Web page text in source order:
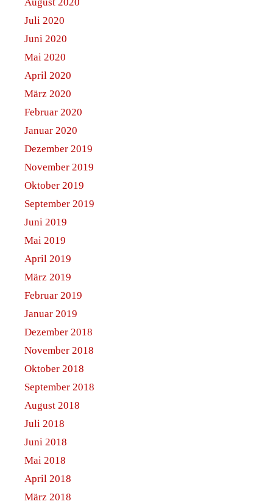
Juli 2020
Juni 2020
Mai 2020
April 2020
März 2020
Februar 2020
Januar 2020
Dezember 2019
November 2019
Oktober 2019
September 2019
Juni 2019
Mai 2019
April 2019
März 2019
Februar 2019
Januar 2019
Dezember 2018
November 2018
Oktober 2018
September 2018
August 2018
Juli 2018
Juni 2018
Mai 2018
April 2018
März 2018